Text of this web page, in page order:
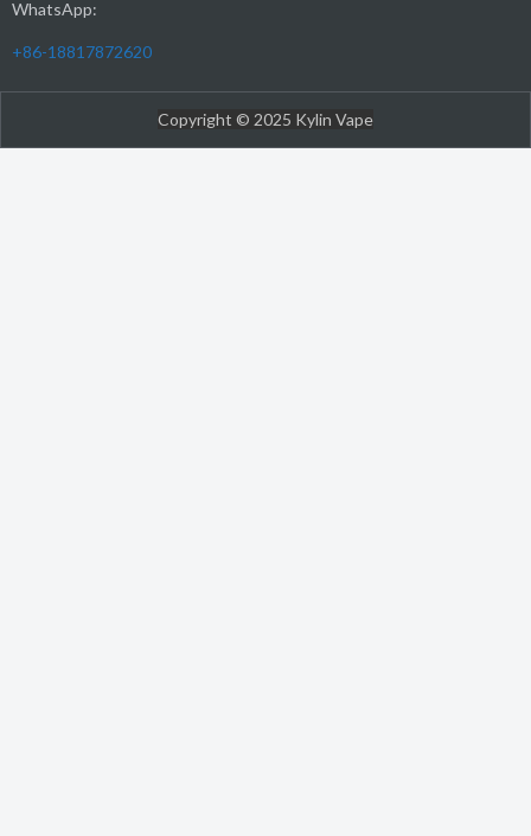
WhatsApp:
+86-18817872620
Copyright © 2025 Kylin Vape